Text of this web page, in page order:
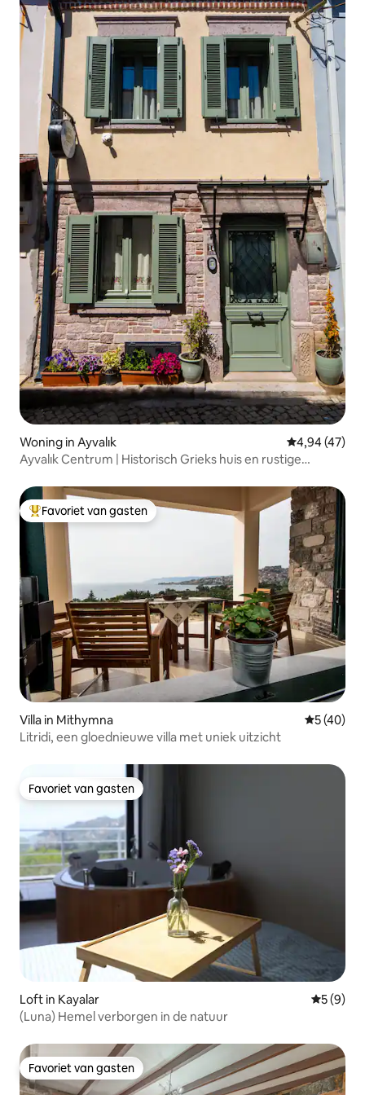
Woning in Ayvalık Gemiddelde
4,94 (47)
Ayvalık Centrum | Historisch Grieks huis en rustige
Topfavoriet van gasten
Favoriet van gasten
Villa in Mithymna
5 (40)
Litridi, een gloednieuwe villa met uniek uitzicht
Favoriet van gasten
Favoriet van gasten
Loft in Kayalar
5 (9)
(Luna) Hemel verborgen in de natuur
Favoriet van gasten
Favoriet van gasten